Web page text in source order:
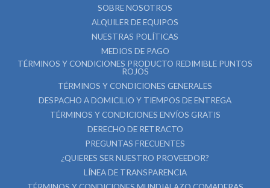
SOBRE NOSOTROS
ALQUILER DE EQUIPOS
NUESTRAS POLÍTICAS
MEDIOS DE PAGO
TÉRMINOS Y CONDICIONES PRODUCTO REDIMIBLE PUNTOS
ROJOS
TÉRMINOS Y CONDICIONES GENERALES
DESPACHO A DOMICILIO Y TIEMPOS DE ENTREGA
TÉRMINOS Y CONDICIONES ENVÍOS GRATIS
DERECHO DE RETRACTO
PREGUNTAS FRECUENTES
¿QUIERES SER NUESTRO PROVEEDOR?
LÍNEA DE TRANSPARENCIA